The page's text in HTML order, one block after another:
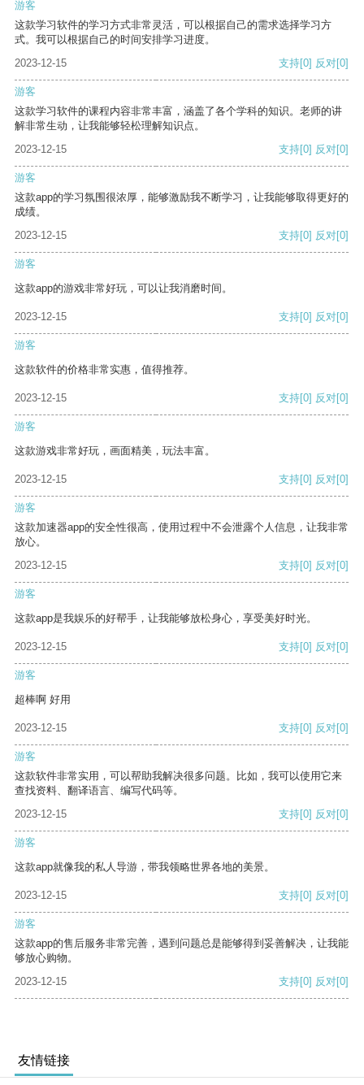
游客
这款学习软件的学习方式非常灵活，可以根据自己的需求选择学习方
式。我可以根据自己的时间安排学习进度。
2023-12-15
支持[0] 反对[0]
游客
这款学习软件的课程内容非常丰富，涵盖了各个学科的知识。老师的讲
解非常生动，让我能够轻松理解知识点。
2023-12-15
支持[0] 反对[0]
游客
这款app的学习氛围很浓厚，能够激励我不断学习，让我能够取得更好的
成绩。
2023-12-15
支持[0] 反对[0]
游客
这款app的游戏非常好玩，可以让我消磨时间。
2023-12-15 支持[0] 反对[0]
游客
这款软件的价格非常实惠，值得推荐。
2023-12-15 支持[0] 反对[0]
游客
这款游戏非常好玩，画面精美，玩法丰富。
2023-12-15 支持[0] 反对[0]
游客
这款加速器app的安全性很高，使用过程中不会泄露个人信息，让我非常
放心。
2023-12-15
支持[0] 反对[0]
游客
这款app是我娱乐的好帮手，让我能够放松身心，享受美好时光。
2023-12-15 支持[0] 反对[0]
游客
超棒啊 好用
2023-12-15 支持[0] 反对[0]
游客
这款软件非常实用，可以帮助我解决很多问题。比如，我可以使用它来
查找资料、翻译语言、编写代码等。
2023-12-15
支持[0] 反对[0]
游客
这款app就像我的私人导游，带我领略世界各地的美景。
2023-12-15 支持[0] 反对[0]
游客
这款app的售后服务非常完善，遇到问题总是能够得到妥善解决，让我能
够放心购物。
2023-12-15
支持[0] 反对[0]
友情链接